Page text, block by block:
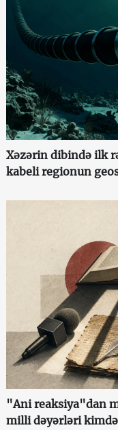
Xəzərin dibində ilk
kabeli regionun
"Ani reaksiya"dan
milli dəyərləri